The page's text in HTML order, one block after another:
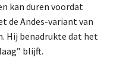
kan duren voordat
de Andes-variant van
Hij benadrukte dat het
blijft.